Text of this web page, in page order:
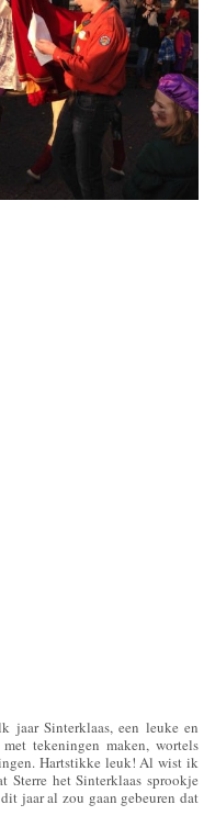
jaar Sinterklaas, een leuke en
tekeningen maken, wortels
Hartstikke leuk! Al wist ik
Sterre het Sinterklaas sprookje
jaar al zou gaan gebeuren dat